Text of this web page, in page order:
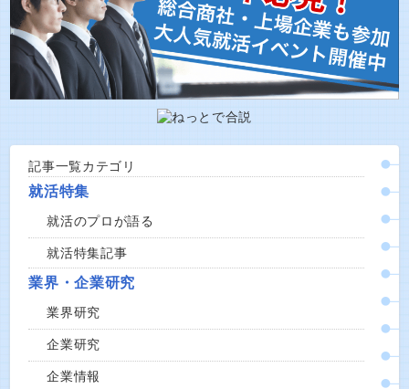
記事一覧カテゴリ
就活特集
就活のプロが語る
就活特集記事
業界・企業研究
業界研究
企業研究
企業情報